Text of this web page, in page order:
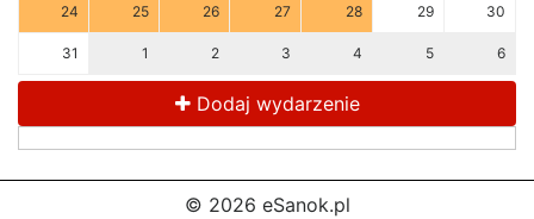
24 25 26 27 28 29 30
31 1 2 3 4 5 6
Dodaj wydarzenie
© 2026 eSanok.pl